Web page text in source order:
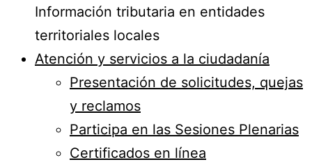
Información tributaria en entidades
territoriales locales
Atención y servicios a la ciudadanía
Presentación de solicitudes, quejas
y reclamos
Participa en las Sesiones Plenarias
Certificados en línea